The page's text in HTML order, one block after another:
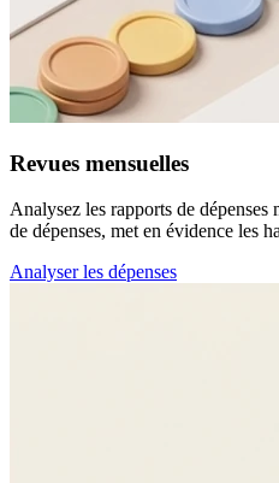
Revues mensuelles
Analysez les rapports de
de dépenses, met en évidence les
Analyser les dépenses